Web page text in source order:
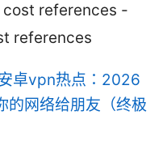
references -
references
卓vpn热点：2026
的网络给朋友（终极